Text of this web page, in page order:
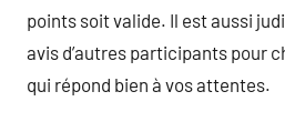
points soit valide. Il est aussi
avis d’autres participants pour
qui répond bien à vos attentes.